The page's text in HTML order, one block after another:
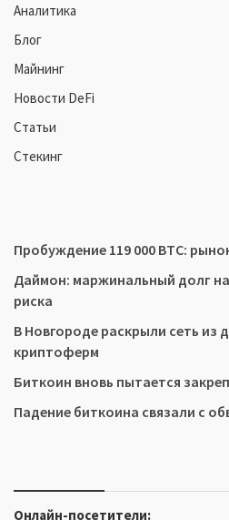
Аналитика
Блог
Майнинг
Новости DeFi
Статьи
Стекинг
Пробуждение 119 000 BTC:
Даймон: маржинальный долг
риска
В Новгороде раскрыли сеть из
криптоферм
Биткоин вновь пытается
Падение биткоина связали с
Онлайн-посетители: